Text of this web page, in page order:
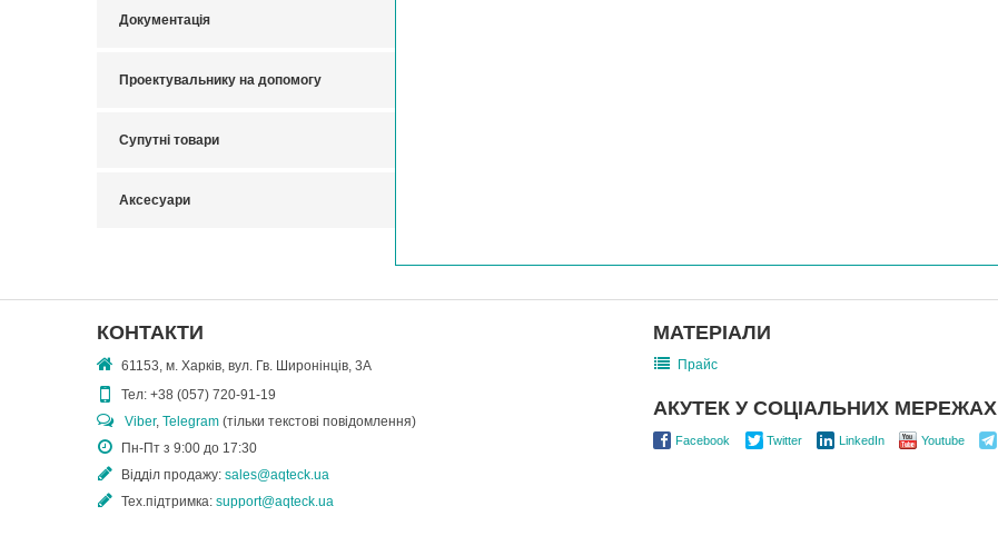
Документація
Проектувальнику на допомогу
Супутні товари
Аксесуари
КОНТАКТИ
61153, м. Харків, вул. Гв. Широнінців, 3А
Тел: +38 (057) 720-91-19
Viber, Telegram (тільки текстові повідомлення)
Пн-Пт з 9:00 до 17:30
Відділ продажу: sales@aqteck.ua
Тех.підтримка: support@aqteck.ua
МАТЕРІАЛИ
Прайс
АКУТЕК У СОЦІАЛЬНИХ МЕРЕЖАХ
Facebook Twitter LinkedIn Youtube